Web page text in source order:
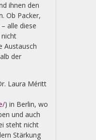
ihnen den
Ob Packer,
alle diese
Austausch
der
Laura Méritt
) in Berlin, wo
und auch
steht nicht
Stärkung